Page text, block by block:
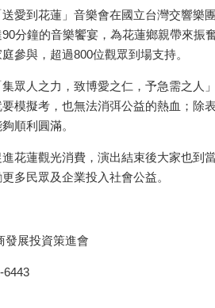
愛到花蓮」音樂會在國立台灣交響樂
分鐘的音樂饗宴，為花蓮鄉親帶來
參與，超過800位觀眾到場支持。
眾人之力，致博愛之仁，予急需之人
模擬考，也無法消弭公益的熱血；除
順利圓滿。
花蓮觀光消費，演出結束後大家也到
多民眾及企業投入社會公益。
發展投資策進會
6443